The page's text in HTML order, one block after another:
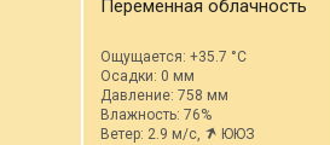
Переменная облачность
Ощущается: +35.7 °C
Осадки: 0 мм
Давление: 758 мм
Влажность: 76%
Ветер: 2.9 м/с,
ЮЮЗ